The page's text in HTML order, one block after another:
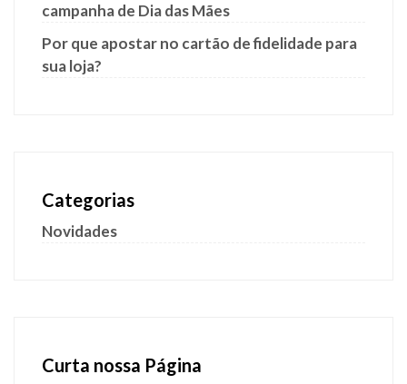
campanha de Dia das Mães
Por que apostar no cartão de fidelidade para
sua loja?
Categorias
Novidades
Curta nossa Página